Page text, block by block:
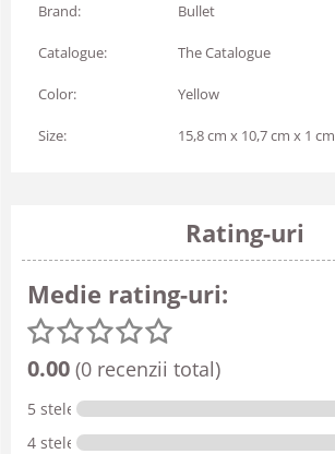
Brand: Bullet
Catalogue: The Catalogue
Color: Yellow
Size: 15,8 cm x 10,7 cm x 1 cm
Rating-uri
Medie rating-uri:
0.00 (0 recenzii total)
5 stele
4 stele